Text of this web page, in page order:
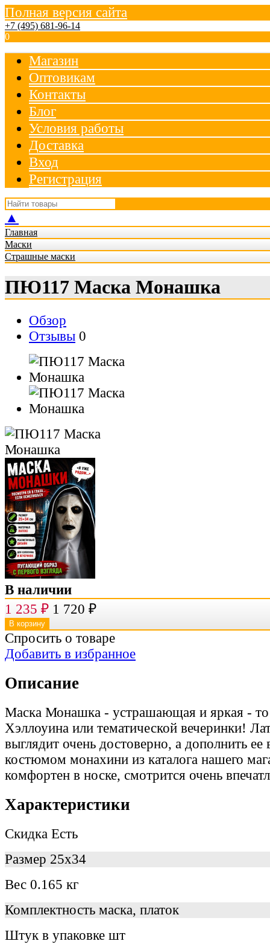
Полная версия сайта
+7 (495) 681-96-14
0
Магазин
Оптовикам
Контакты
Блог
Условия работы
Доставка
Вход
Регистрация
▲
Главная
Маски
Страшные маски
ПЮ117 Маска Монашка
Обзор
Отзывы 0
В наличии
1 235 ₽ 1 720 ₽
Спросить о товаре
Добавить в избранное
Описание
Маска Монашка - устрашающая и яркая -
Хэллоуина или тематической вечеринки!
выглядит очень достоверно, а дополнить
костюмом монахини из каталога нашего
комфортен в носке, смотрится очень
Характеристики
Скидка Есть
Размер 25х34
Вес 0.165 кг
Комплектность маска, платок
Штук в упаковке шт